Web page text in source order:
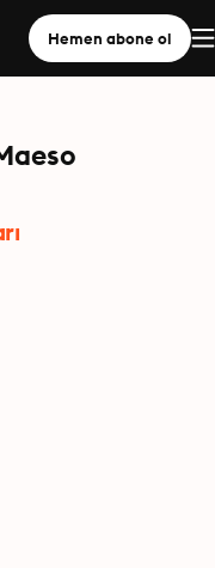
Hemen abone ol